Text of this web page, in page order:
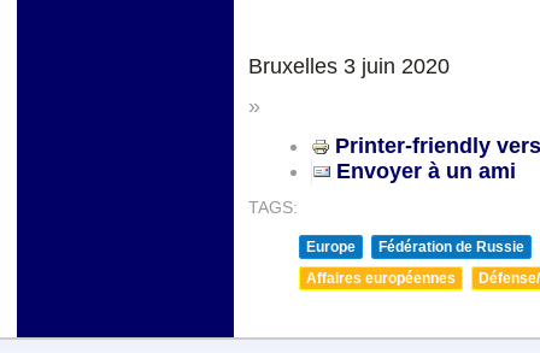
Bruxelles 3 juin 2020
»
Printer-friendly
Envoyer à un ami
TAGS:
Europe
Fédération de Russie
Affaires européennes